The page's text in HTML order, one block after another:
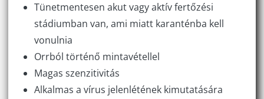
Tünetmentesen akut vagy aktív fertőzési
stádiumban van, ami miatt karanténba kell
vonulnia
Orrból történő mintavétellel
Magas szenzitivitás
Alkalmas a vírus jelenlétének kimutatására